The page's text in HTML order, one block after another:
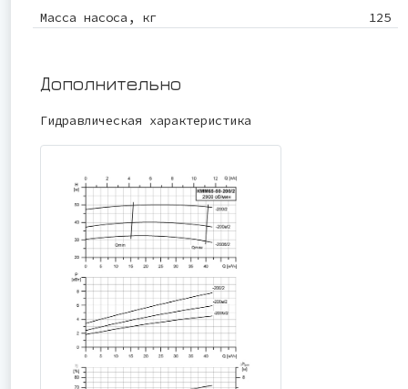
Масса насоса, кг 125
Дополнительно
Гидравлическая характеристика